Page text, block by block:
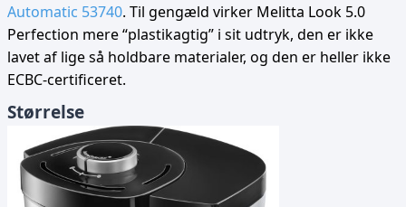
Automatic 53740. Til gengæld virker Melitta Look 5.0
Perfection mere “plastikagtig” i sit udtryk, den er ikke
lavet af lige så holdbare materialer, og den er heller ikke
ECBC-certificeret.
Størrelse